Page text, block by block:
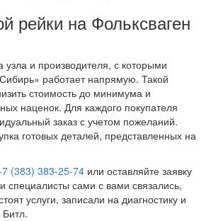
рейки на Фольксваген
узла и производителя, с которыми
работает напрямую. Такой
стоимость до минимума и
наценок. Для каждого покупателя
заказ с учетом пожеланий.
готовых деталей, представленных на
(383) 383-25-74 или оставляйте заявку
специалисты сами с вами связались,
услуги, записали на диагностику и